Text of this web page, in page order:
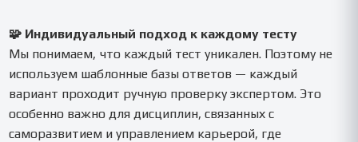
🧩 Индивидуальный подход к каждому тесту
Мы понимаем, что каждый тест уникален. Поэтому не
используем шаблонные базы ответов — каждый
вариант проходит ручную проверку экспертом. Это
особенно важно для дисциплин, связанных с
саморазвитием и управлением карьерой, где